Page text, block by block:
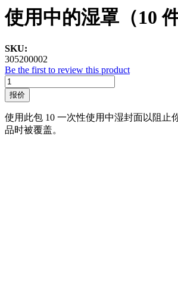
使用中的湿罩（10
SKU:
305200002
Be the first to review this product
报价
使用此包 10 一次性使用中湿封面以阻止
品时被覆盖。